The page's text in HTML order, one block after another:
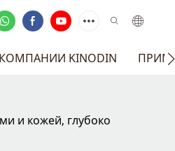
KINODIN
и кожей, глубоко